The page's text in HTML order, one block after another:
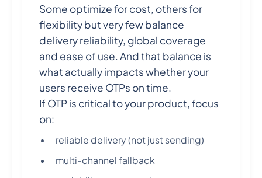
Some optimize for cost, others for
flexibility but very few balance
delivery reliability, global coverage
and ease of use. And that balance is
what actually impacts whether your
users receive OTPs on time.
If OTP is critical to your product, focus
on:
reliable delivery (not just sending)
multi-channel fallback